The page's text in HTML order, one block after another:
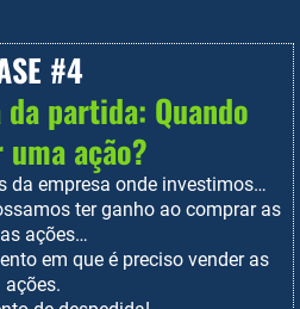
#4
partida: Quando
uma ação?
da empresa onde investimos…
ter ganho ao comprar as
ações…
em que é preciso vender as
ações.